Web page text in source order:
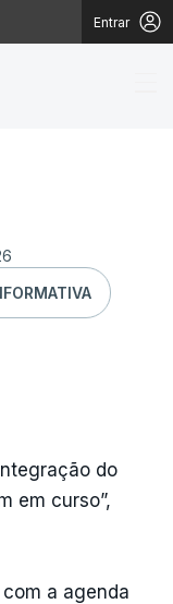
Entrar
do
em curso”,
com a agenda